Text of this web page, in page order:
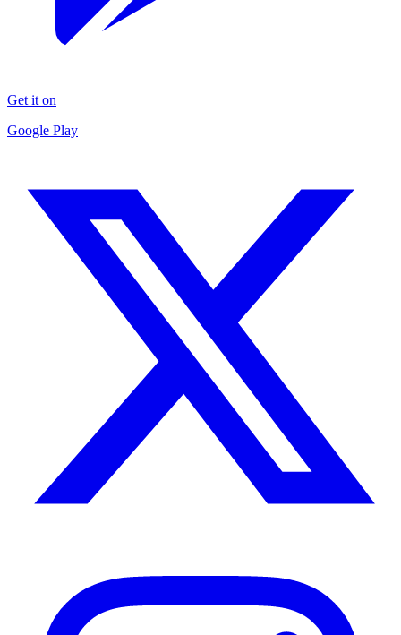
Get it on
Google Play